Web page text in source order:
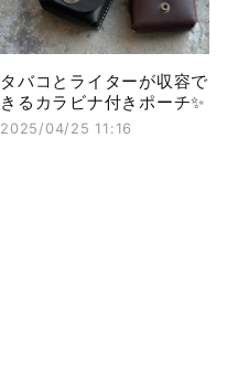
タバコとライターが収容で
きるカラビナ付きポーチ✨
2025/04/25 11:16